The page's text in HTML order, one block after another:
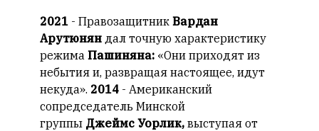
2021 - Правозащитник Вардан
Арутюнян дал точную характеристику
режима Пашиняна: «Они приходят из
небытия и, развращая настоящее, идут
некуда». 2014 - Американский
сопредседатель Минской
группы Джеймс Уорлик, выступая от